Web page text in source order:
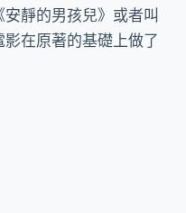
靜的男孩兒》或者叫
影在原著的基礎上做了